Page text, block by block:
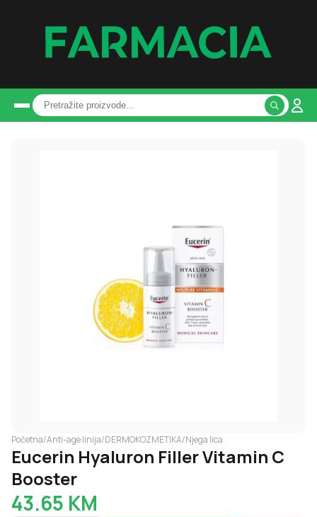
Početna/Anti-age linija/DERMOKOZMETIKA/Njega lica
Eucerin Hyaluron Filler Vitamin C
Booster
43.65 KM